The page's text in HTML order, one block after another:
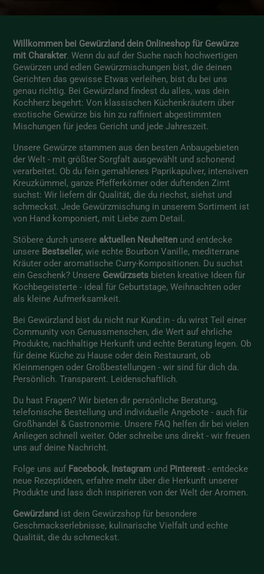
Willkommen bei Gewürzland dein Onlineshop für Gewürze
mit Charakter. Wenn du auf der Suche nach hochwertigen
Gewürzen und edlen Gewürzmischungen bist, die deinen
Gerichten das gewisse Etwas verleihen, bist du bei uns
genau richtig. Bei Gewürzland findest du alles, was dein
Kochherz begehrt: Von klassischen Küchenkräutern über
exotische Gewürze bis hin zu raffiniert abgestimmten
Mischungen für jedes Gericht und jede Jahreszeit.
Unsere Gewürze stammen aus den besten Anbaugebieten
der Welt - mit größter Sorgfalt ausgewählt und schonend
verarbeitet. Ob du fein gemahlenes Paprikapulver, intensiven
Kreuzkümmel, ganze Pfefferkörner oder duftenden Zimt
suchst: Wir liefern dir Qualität, die du riechst, siehst und
schmeckst. Jede Gewürzmischung in unserem Sortiment ist
von Hand komponiert, mit Liebe zum Detail.
Stöbere durch unsere aktuellen Neuheiten und entdecke
unsere Bestseller, wie echte Bourbon Vanille, mediterrane
Kräuter oder aromatische Curry-Kompositionen. Du suchst
ein Geschenk? Unsere Gewürzsets bieten kreative Ideen für
Kochbegeisterte - ideal für Geburtstage, Weihnachten oder
als kleine Aufmerksamkeit.
Bei Gewürzland bist du nicht nur Kund:in - du wirst Teil einer
Community von Genussmenschen, die Wert auf ehrliche
Produkte, nachhaltige Herkunft und echte Beratung legen. Ob
für deine Küche zu Hause oder dein Restaurant, ob
Kleinmengen oder Großbestellungen - wir sind für dich da.
Persönlich. Transparent. Leidenschaftlich.
Du hast Fragen? Wir bieten dir persönliche Beratung,
telefonische Bestellung und individuelle Angebote - auch für
Großhandel & Gastronomie. Unsere FAQ helfen dir bei vielen
Anliegen schnell weiter. Oder schreibe uns direkt - wir freuen
uns auf deine Nachricht.
Folge uns auf Facebook, Instagram und Pinterest - entdecke
neue Rezeptideen, erfahre mehr über die Herkunft unserer
Produkte und lass dich inspirieren von der Welt der Aromen.
Gewürzland ist dein Gewürzshop für besondere
Geschmackserlebnisse, kulinarische Vielfalt und echte
Qualität, die du schmeckst.